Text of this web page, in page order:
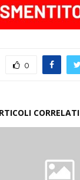
0
CORRELATI